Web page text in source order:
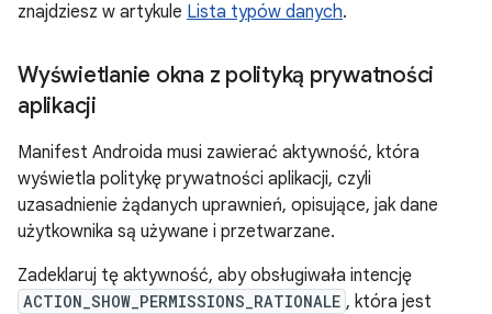
znajdziesz w artykule Lista typów danych.
Wyświetlanie okna z polityką prywatności
aplikacji
Manifest Androida musi zawierać aktywność, która
wyświetla politykę prywatności aplikacji, czyli
uzasadnienie żądanych uprawnień, opisujące, jak dane
użytkownika są używane i przetwarzane.
Zadeklaruj tę aktywność, aby obsługiwała intencję
ACTION_SHOW_PERMISSIONS_RATIONALE , która jest